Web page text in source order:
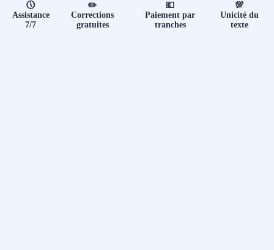
📄
🕔
Assistance
7/7
✏️
Corrections
gratuites
💶
Paiement par
tranches
💯
Unicité du
texte